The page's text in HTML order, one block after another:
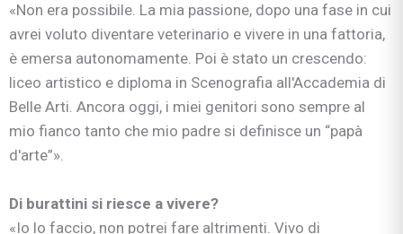
«Non era possibile. La mia passione, dopo una fase in cui
avrei voluto diventare veterinario e vivere in una fattoria,
è emersa autonomamente. Poi è stato un crescendo:
liceo artistico e diploma in Scenografia all'Accademia di
Belle Arti. Ancora oggi, i miei genitori sono sempre al
mio fianco tanto che mio padre si definisce un “papà
d'arte”».
Di burattini si riesce a vivere?
«Io lo faccio, non potrei fare altrimenti. Vivo di